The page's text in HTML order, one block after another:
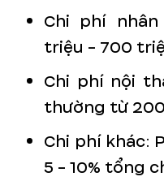
Chi phí
triệu - 700
Chi phí nội
thường từ
Chi phí khác:
5 - 10% tổng